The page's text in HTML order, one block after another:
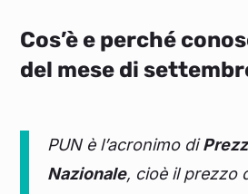
Cos’è e perché
del mese di
PUN è l’acronimo di
Nazionale, cioè il prezzo